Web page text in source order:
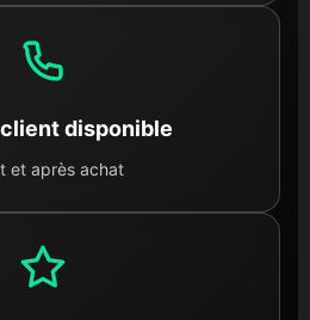
disponible
et après achat